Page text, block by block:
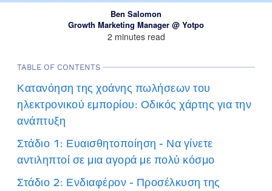
Ben Salomon
Growth Marketing Manager @ Yotpo
2 minutes read
TABLE OF CONTENTS
Κατανόηση της χοάνης πωλήσεων του
ηλεκτρονικού εμπορίου: Οδικός χάρτης για την
ανάπτυξη
Στάδιο 1: Ευαισθητοποίηση - Να γίνετε
αντιληπτοί σε μια αγορά με πολύ κόσμο
Στάδιο 2: Ενδιαφέρον - Προσέλκυση της